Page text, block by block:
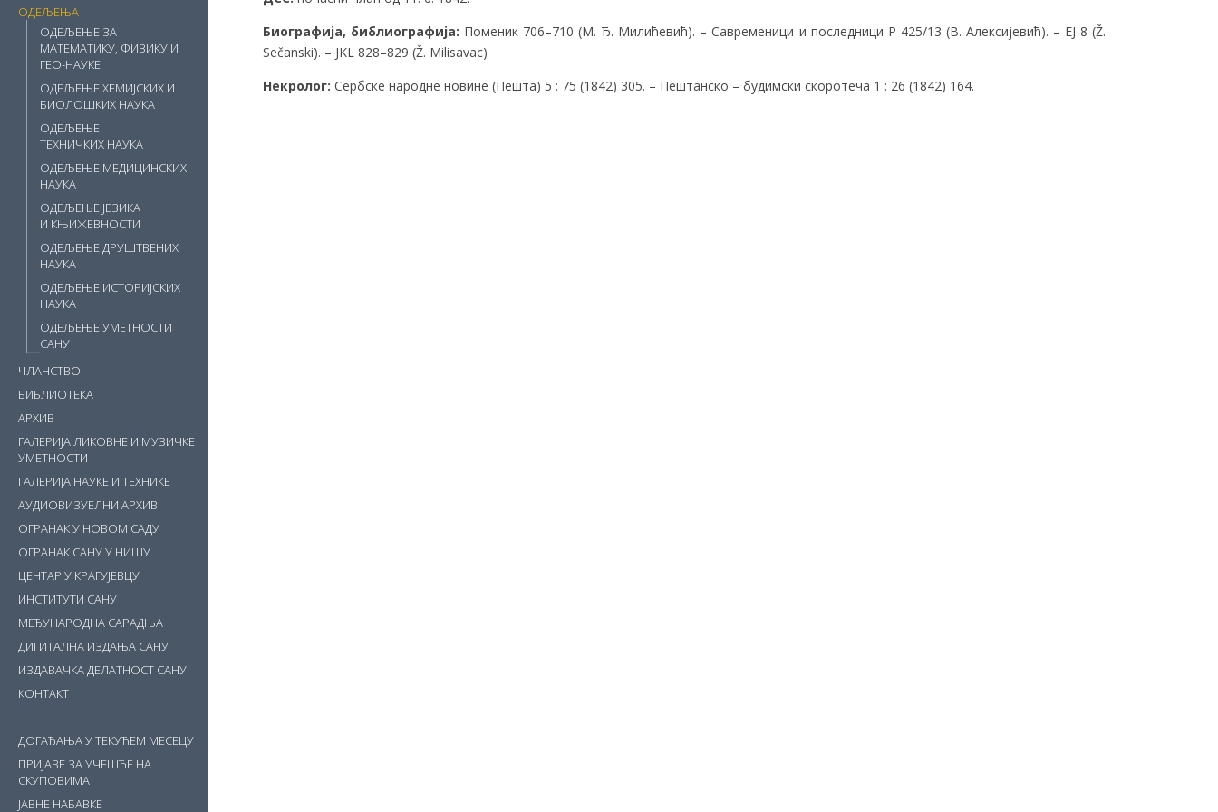
ОДЕЉЕЊА
ОДЕЉЕЊЕ ЗА
МАТЕМАТИКУ, ФИЗИКУ И
ГЕО-НАУКЕ
ОДЕЉЕЊЕ ХЕМИЈСКИХ И
БИОЛОШКИХ НАУКА
ОДЕЉЕЊЕ
ТЕХНИЧКИХ НАУКА
ОДЕЉЕЊЕ МЕДИЦИНСКИХ
НАУКА
ОДЕЉЕЊЕ ЈЕЗИКА
И КЊИЖЕВНОСТИ
ОДЕЉЕЊЕ ДРУШТВЕНИХ
НАУКА
ОДЕЉЕЊЕ ИСТОРИЈСКИХ
НАУКА
ОДЕЉЕЊЕ УМЕТНОСТИ
САНУ
ЧЛАНСТВО
БИБЛИОТЕКА
АРХИВ
ГАЛЕРИЈА ЛИКОВНЕ И МУЗИЧКЕ
УМЕТНОСТИ
ГАЛЕРИЈА НАУКЕ И ТЕХНИКЕ
АУДИОВИЗУЕЛНИ АРХИВ
ОГРАНАК У НОВОМ САДУ
ОГРАНАК САНУ У НИШУ
ЦЕНТАР У КРАГУЈЕВЦУ
ИНСТИТУТИ САНУ
МЕЂУНАРОДНА САРАДЊА
ДИГИТАЛНА ИЗДАЊА САНУ
ИЗДАВАЧКА ДЕЛАТНОСТ САНУ
КОНТАКТ
ДОГАЂАЊА У ТЕКУЋЕМ МЕСЕЦУ
ПРИЈАВЕ ЗА УЧЕШЋЕ НА
СКУПОВИМА
ЈАВНЕ НАБАВКЕ
Биографија, библиографија: Поменик 706–710 (M. Ђ. Милићевић). – Савременици и последници Ρ 425/13 (В. Алексијевић). – ЕЈ 8 (Ž.
Sečanski). – JKL 828–829 (Ž. Milisavac)
Некролог: Сербске народне новине (Пешта) 5 : 75 (1842) 305. – Пештанско – будимски скоротеча 1 : 26 (1842) 164.